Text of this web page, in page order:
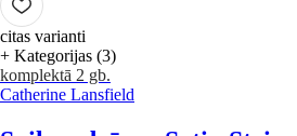
citas varianti
+ Kategorijas (3)
komplektā 2 gb.
Catherine Lansfield